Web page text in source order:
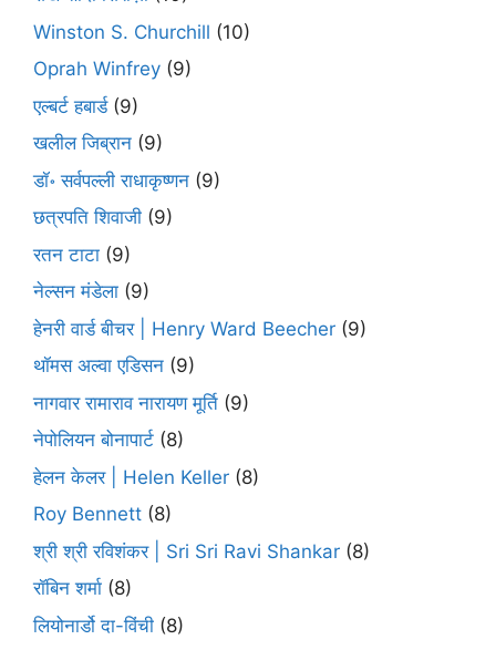
Winston S. Churchill (10)
Oprah Winfrey (9)
एल्बर्ट हबार्ड(9)
खलील जिब्रान (9)
डॉ॰ सर्वपल्ली राधाकृष्णन (9)
छत्रपति शिवाजी (9)
रतन टाटा (9)
नेल्सन मंडेला (9)
हेनरी वार्ड बीचर | Henry Ward Beecher (9)
थॉमस अल्वा एडिसन (9)
नागवार रामाराव नारायण मूर्ति (9)
नेपोलियन बोनापार्ट (8)
हेलन केलर | Helen Keller (8)
Roy Bennett (8)
श्री श्री रविशंकर | Sri Sri Ravi Shankar (8)
रॉबिन शर्मा (8)
लियोनार्डो दा-विंची (8)